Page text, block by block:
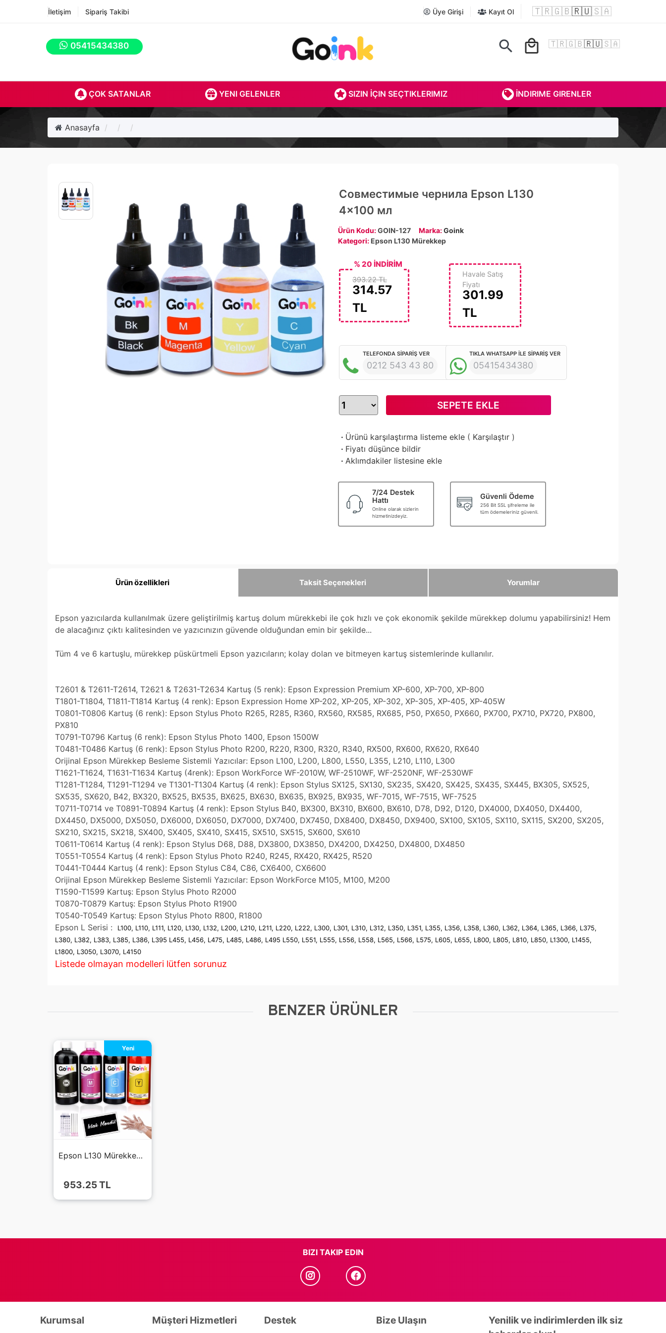
İletişim Sipariş Takibi Üye Girişi Kayıt Ol 🇹🇷🇬🇧🇷🇺🇸🇦
05415434380 search local_mall 🇹🇷🇬🇧🇷🇺🇸🇦
ÇOK SATANLAR YENI GELENLER SIZIN İÇIN SEÇTIKLERIMIZ İNDIRIME GIRENLER
Anasayfa
Совместимые чернила Epson L130
4x100 мл
Ürün Kodu:GOIN-127 Marka:Goink
Kategori: Epson L130 Mürekkep
393.22 TL
314.57
TL
% 20 İNDİRİM
Havale Satış
Fiyatı
301.99
TL
TELEFONDA SİPARİŞ VER
0212 543 43 80
TIKLA WHATSAPP İLE SİPARİŞ VER
05415434380
SEPETE EKLE
· Ürünü karşılaştırma listeme ekle( Karşılaştır)
· Fiyatı düşünce bildir
· Aklımdakiler listesine ekle
7/24 Destek
Hattı
Online olarak sizlerin
hizmetinizdeyiz.
Güvenli Ödeme
256 Bit SSL şifreleme ile
tüm ödemeleriniz güvenli.
Ürün özellikleri Taksit Seçenekleri Yorumlar
Epson yazıcılarda kullanılmak üzere geliştirilmiş kartuş dolum mürekkebi ile çok hızlı ve çok ekonomik şekilde mürekkep dolumu yapabilirsiniz! Hem
de alacağınız çıktı kalitesinden ve yazıcınızın güvende olduğundan emin bir şekilde...
Tüm 4 ve 6 kartuşlu, mürekkep püskürtmeli Epson yazıcıların; kolay dolan ve bitmeyen kartuş sistemlerinde kullanılır.
T2601 & T2611-T2614, T2621 & T2631-T2634 Kartuş (5 renk): Epson Expression Premium XP-600, XP-700, XP-800
T1801-T1804, T1811-T1814 Kartuş (4 renk): Epson Expression Home XP-202, XP-205, XP-302, XP-305, XP-405, XP-405W
T0801-T0806 Kartuş (6 renk): Epson Stylus Photo R265, R285, R360, RX560, RX585, RX685, P50, PX650, PX660, PX700, PX710, PX720, PX800,
PX810
T0791-T0796 Kartuş (6 renk): Epson Stylus Photo 1400, Epson 1500W
T0481-T0486 Kartuş (6 renk): Epson Stylus Photo R200, R220, R300, R320, R340, RX500, RX600, RX620, RX640
Orijinal Epson Mürekkep Besleme Sistemli Yazıcılar: Epson L100, L200, L800, L550, L355, L210, L110, L300
T1621-T1624, T1631-T1634 Kartuş (4renk): Epson WorkForce WF-2010W, WF-2510WF, WF-2520NF, WF-2530WF
T1281-T1284, T1291-T1294 ve T1301-T1304 Kartuş (4 renk): Epson Stylus SX125, SX130, SX235, SX420, SX425, SX435, SX445, BX305, SX525,
SX535, SX620, B42, BX320, BX525, BX535, BX625, BX630, BX635, BX925, BX935, WF-7015, WF-7515, WF-7525
T0711-T0714 ve T0891-T0894 Kartuş (4 renk): Epson Stylus B40, BX300, BX310, BX600, BX610, D78, D92, D120, DX4000, DX4050, DX4400,
DX4450, DX5000, DX5050, DX6000, DX6050, DX7000, DX7400, DX7450, DX8400, DX8450, DX9400, SX100, SX105, SX110, SX115, SX200, SX205,
SX210, SX215, SX218, SX400, SX405, SX410, SX415, SX510, SX515, SX600, SX610
T0611-T0614 Kartuş (4 renk): Epson Stylus D68, D88, DX3800, DX3850, DX4200, DX4250, DX4800, DX4850
T0551-T0554 Kartuş (4 renk): Epson Stylus Photo R240, R245, RX420, RX425, R520
T0441-T0444 Kartuş (4 renk): Epson Stylus C84, C86, CX6400, CX6600
Orijinal Epson Mürekkep Besleme Sistemli Yazıcılar: Epson WorkForce M105, M100, M200
T1590-T1599 Kartuş: Epson Stylus Photo R2000
T0870-T0879 Kartuş: Epson Stylus Photo R1900
T0540-T0549 Kartuş: Epson Stylus Photo R800, R1800
Epson L Serisi :
L100, L110, L111, L120, L130, L132, L200, L210, L211, L220, L222, L300, L301, L310, L312, L350, L351, L355, L356, L358, L360, L362, L364, L365, L366, L375,
L380, L382, L383, L385, L386, L395 L455, L456, L475, L485, L486, L495 L550, L551, L555, L556, L558, L565, L566, L575, L605, L655, L800, L805, L810, L850, L1300, L1455,
L1800, L3050, L3070, L4150
Listede olmayan modelleri lütfen sorunuz
BENZER ÜRÜNLER
Epson L130 Mürekkep 4x500 ml (Muadil)
Yeni
953.25TL
BIZI TAKIP EDIN
Kurumsal Müşteri Hizmetleri Destek Bize Ulaşın
Yenilik ve indirimlerden ilk siz